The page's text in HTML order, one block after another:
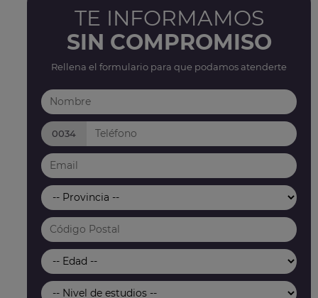
TE INFORMAMOS
SIN COMPROMISO
Rellena el formulario para que podamos atenderte
0034